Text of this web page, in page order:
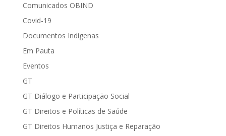
Comunicados OBIND
Covid-19
Documentos Indígenas
Em Pauta
Eventos
GT
GT Diálogo e Participação Social
GT Direitos e Políticas de Saúde
GT Direitos Humanos Justiça e Reparação